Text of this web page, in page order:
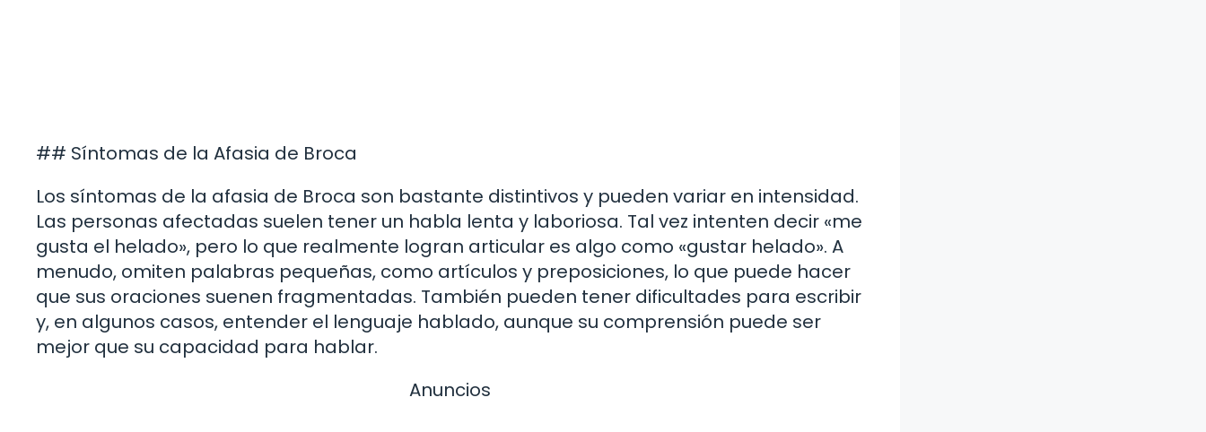
## Síntomas de la Afasia de Broca
Los síntomas de la afasia de Broca son bastante distintivos y pueden variar en intensidad.
Las personas afectadas suelen tener un habla lenta y laboriosa. Tal vez intenten decir «me
gusta el helado», pero lo que realmente logran articular es algo como «gustar helado». A
menudo, omiten palabras pequeñas, como artículos y preposiciones, lo que puede hacer
que sus oraciones suenen fragmentadas. También pueden tener dificultades para escribir
y, en algunos casos, entender el lenguaje hablado, aunque su comprensión puede ser
mejor que su capacidad para hablar.
Anuncios